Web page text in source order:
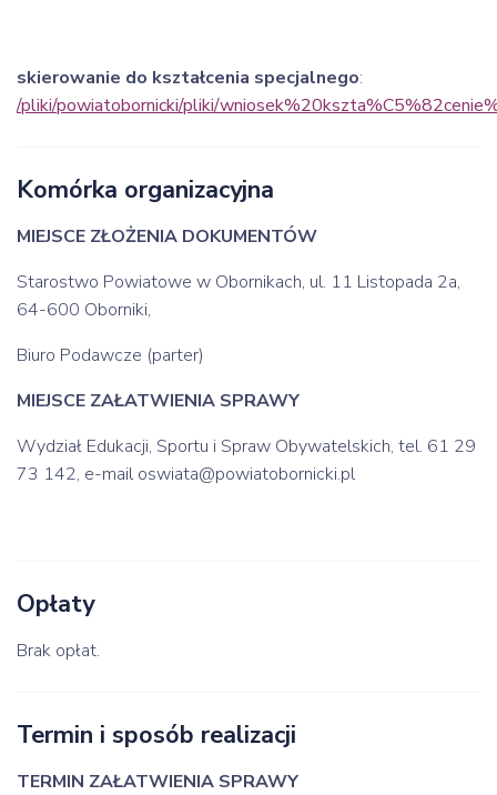
skierowanie do kształcenia specjalnego:
/pliki/powiatobornicki/pliki/
Komórka organizacyjna
MIEJSCE ZŁOŻENIA DOKUMENTÓW
Starostwo Powiatowe w Obornikach, ul. 11 Listopada 2a,
64-600 Oborniki,
Biuro Podawcze (parter)
MIEJSCE ZAŁATWIENIA SPRAWY
Wydział Edukacji, Sportu i Spraw Obywatelskich, tel. 61 29
73 142, e-mail oswiata@powiatobornicki.pl
Opłaty
Brak opłat.
Termin i sposób realizacji
TERMIN ZAŁATWIENIA SPRAWY